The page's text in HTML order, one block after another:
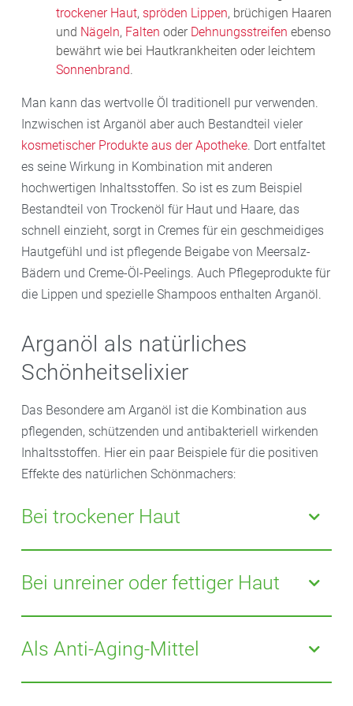
trockener Haut, spröden Lippen, brüchigen Haaren
und Nägeln, Falten oder Dehnungsstreifen ebenso
bewährt wie bei Hautkrankheiten oder leichtem
Sonnenbrand.
Man kann das wertvolle Öl traditionell pur verwenden.
Inzwischen ist Arganöl aber auch Bestandteil vieler
kosmetischer Produkte aus der Apotheke. Dort entfaltet
es seine Wirkung in Kombination mit anderen
hochwertigen Inhaltsstoffen. So ist es zum Beispiel
Bestandteil von Trockenöl für Haut und Haare, das
schnell einzieht, sorgt in Cremes für ein geschmeidiges
Hautgefühl und ist pflegende Beigabe von Meersalz-
Bädern und Creme-Öl-Peelings. Auch Pflegeprodukte für
die Lippen und spezielle Shampoos enthalten Arganöl.
Arganöl als natürliches
Schönheitselixier
Das Besondere am Arganöl ist die Kombination aus
pflegenden, schützenden und antibakteriell wirkenden
Inhaltsstoffen. Hier ein paar Beispiele für die positiven
Effekte des natürlichen Schönmachers:
Bei trockener Haut
Haut, die altersbedingt oder aufgrund äußerer
Einflüsse zu trocken ist, profitiert vor allem von den
feuchtigkeitserhaltenden Eigenschaften des Arganöls.
Dabei zieht das Öl schnell ein und hinterlässt keinen
Fettfilm auf der Haut.
Bei unreiner oder fettiger Haut
Bei Akne oder unreiner Haut kann das Öl dank seiner
entzündungshemmenden und desinfizierenden
Wirkstoffe ebenfalls helfen. Zudem ist Arganöl
nachweislich nicht komedogen. Das heißt: Es
Als Anti-Aging-Mittel
Arganöl enthält neben Vitamin-E-Verbindungen und